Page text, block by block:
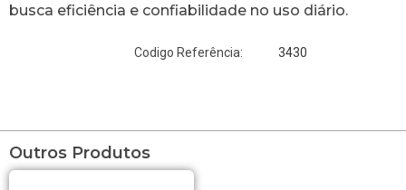
busca eficiência e confiabilidade no uso diário.
Codigo Referência: 3430
Outros Produtos